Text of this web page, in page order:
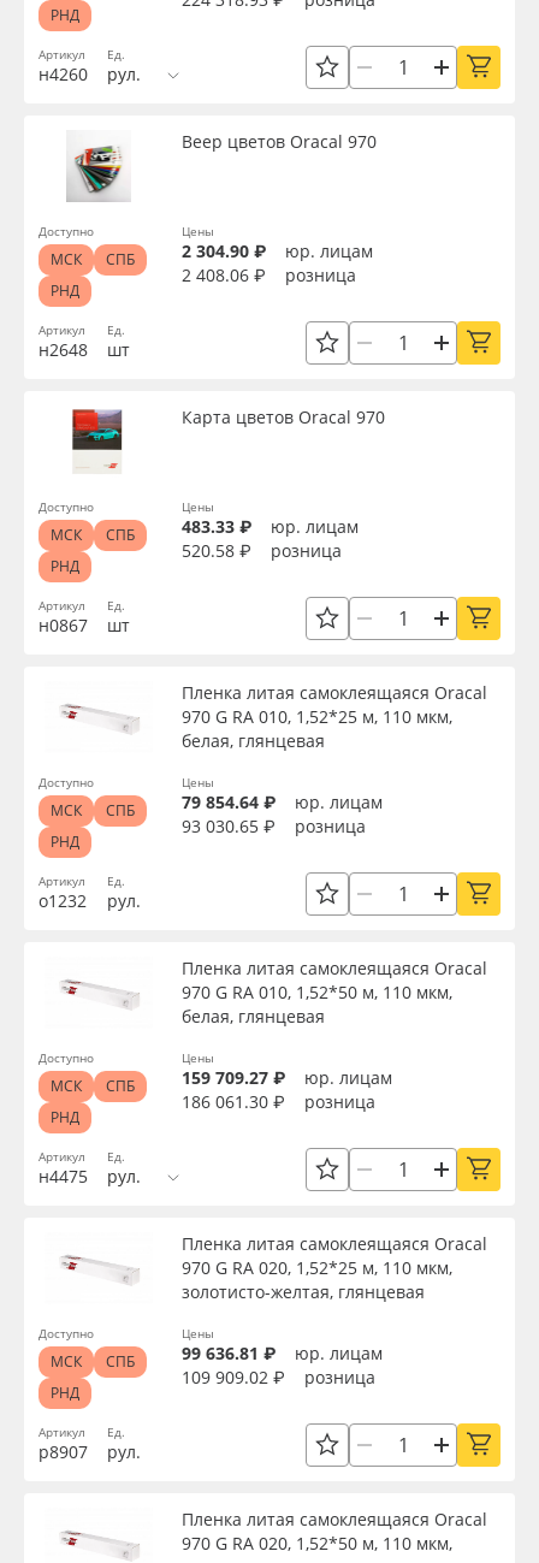
Артикул
н4260
Ед.
рул.
РНД
Артикул
н2648
Веер цветов Oracal 970
Ед.
шт
Цены
2 304.90 ₽
юр. лицам
2 408.06 ₽
розница
Доступно
МСК
СПБ
РНД
Артикул
н0867
Карта цветов Oracal 970
Ед.
шт
Цены
483.33 ₽
юр. лицам
520.58 ₽
розница
Доступно
МСК
СПБ
РНД
Артикул
о1232
Пленка литая самоклеящаяся Oracal
970 G RA 010, 1,52*25 м, 110 мкм,
белая, глянцевая
Ед.
рул.
Цены
79 854.64 ₽
юр. лицам
93 030.65 ₽
розница
Доступно
МСК
СПБ
РНД
Артикул
н4475
Пленка литая самоклеящаяся Oracal
970 G RA 010, 1,52*50 м, 110 мкм,
белая, глянцевая
Ед.
рул.
Цены
159 709.27 ₽
юр. лицам
186 061.30 ₽
розница
Доступно
МСК
СПБ
РНД
Артикул
р8907
Пленка литая самоклеящаяся Oracal
970 G RA 020, 1,52*25 м, 110 мкм,
золотисто-желтая, глянцевая
Ед.
рул.
Цены
99 636.81 ₽
юр. лицам
109 909.02 ₽
розница
Доступно
МСК
СПБ
РНД
Пленка литая самоклеящаяся Oracal
970 G RA 020, 1,52*50 м, 110 мкм,